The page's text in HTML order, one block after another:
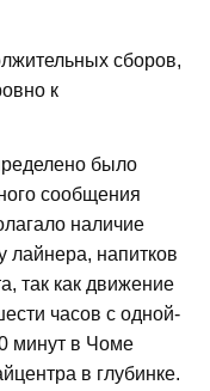
сборов,
к
было
сообщения
наличие
лайнера, напитков
так как движение
часов с одной-
минут в Чоме
в глубинке.